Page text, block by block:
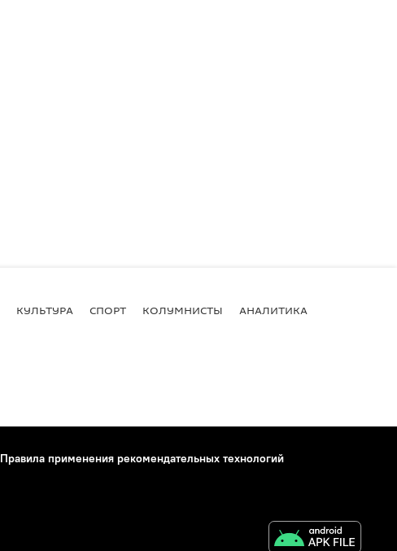
КУЛЬТУРА СПОРТ КОЛУМНИСТЫ АНАЛИТИКА
Правила применения рекомендательных технологий